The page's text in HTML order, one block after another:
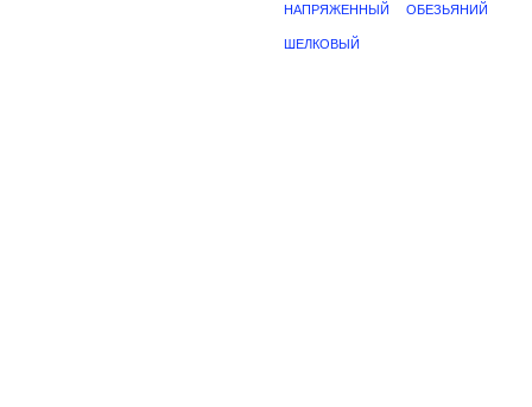
НАПРЯЖЕННЫЙ ОБЕЗЬЯНИЙ
ШЕЛКОВЫЙ